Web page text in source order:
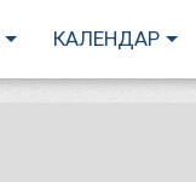
КАЛЕНДАР